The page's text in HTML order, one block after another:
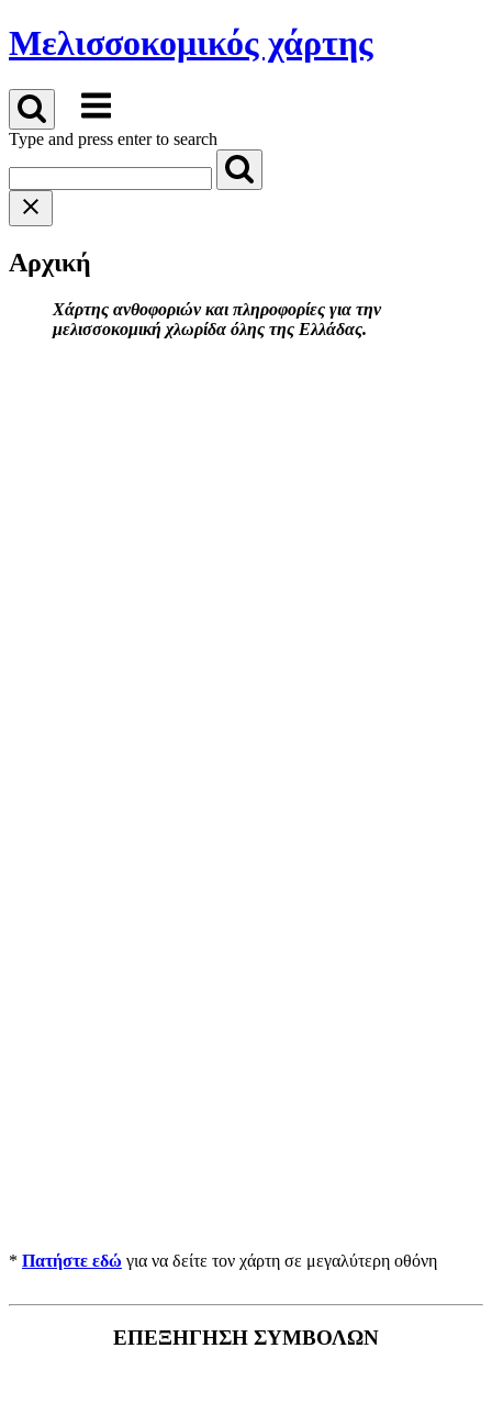
Skip
to
Μελισσοκομικός χάρτης
Menu
Type and press enter to search
Αρχική
Χάρτης ανθοφοριών και πληροφορίες για την
μελισσοκομική χλωρίδα όλης της Ελλάδας.
* Πατήστε εδώ για να δείτε τον χάρτη σε μεγαλύτερη οθόνη
ΕΠΕΞΗΓΗΣΗ ΣΥΜΒΟΛΩΝ